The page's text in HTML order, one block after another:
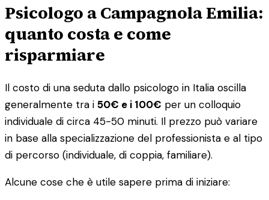
Psicologo a Campagnola Emilia:
quanto costa e come
risparmiare
Il costo di una seduta dallo psicologo in Italia oscilla
generalmente tra i 50€ e i 100€ per un colloquio
individuale di circa 45-50 minuti. Il prezzo può variare
in base alla specializzazione del professionista e al tipo
di percorso (individuale, di coppia, familiare).
Alcune cose che è utile sapere prima di iniziare: